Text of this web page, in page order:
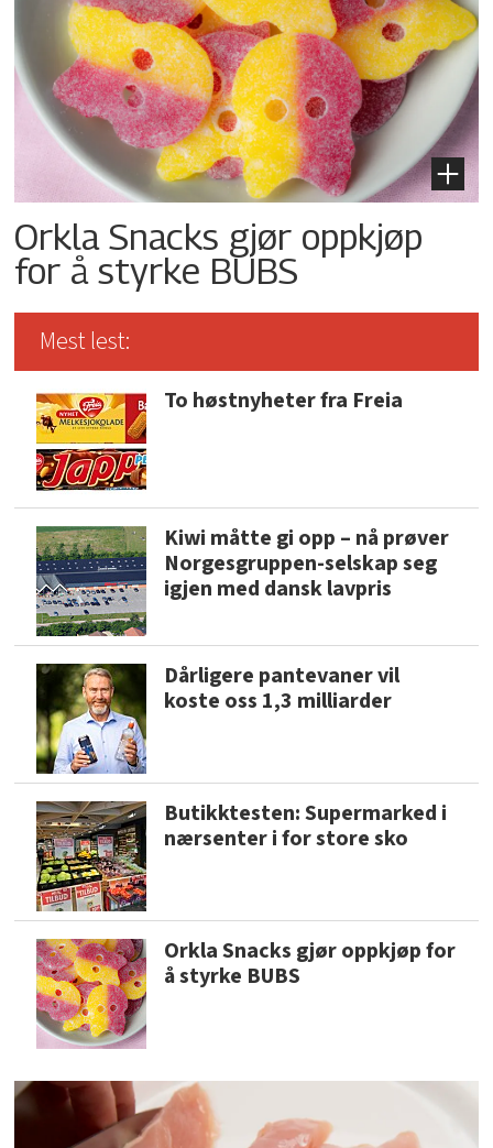
Orkla Snacks gjør oppkjøp
for å styrke BUBS
Mest lest:
To høstnyheter fra Freia
Kiwi måtte gi opp – nå prøver
Norgesgruppen-selskap seg
igjen med dansk lavpris
Dårligere pantevaner vil
koste oss 1,3 milliarder
Butikktesten: Supermarked i
nærsenter i for store sko
Orkla Snacks gjør oppkjøp for
å styrke BUBS